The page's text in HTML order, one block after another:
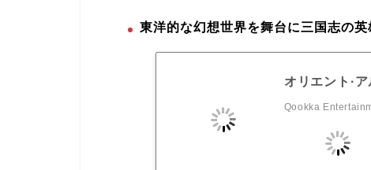
東洋的な幻想世界を舞台に三国志の
オリエント·
Qookka